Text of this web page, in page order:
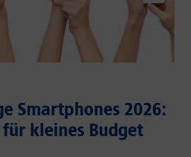
Smartphones 2026:
kleines Budget